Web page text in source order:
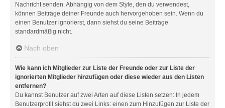
Nachricht senden. Abhängig von dem Style, den du verwendest,
können Beiträge deiner Freunde auch hervorgehoben sein. Wenn du
einen Benutzer ignorierst, dann siehst du seine Beiträge
standardmäßig nicht.
Nach oben
Wie kann ich Mitglieder zur Liste der Freunde oder zur Liste der
ignorierten Mitglieder hinzufügen oder diese wieder aus den Listen
entfernen?
Du kannst Benutzer auf zwei Arten auf diese Listen setzen: In jedem
Benutzerprofil siehst du zwei Links: einen zum Hinzufügen zur Liste der